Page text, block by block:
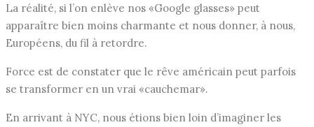
La réalité, si l’on enlève nos «Google glasses» peut
apparaître bien moins charmante et nous donner, à nous,
Européens, du fil à retordre.
Force est de constater que le rêve américain peut parfois
se transformer en un vrai «cauchemar».
En arrivant à NYC, nous étions bien loin d’imaginer les